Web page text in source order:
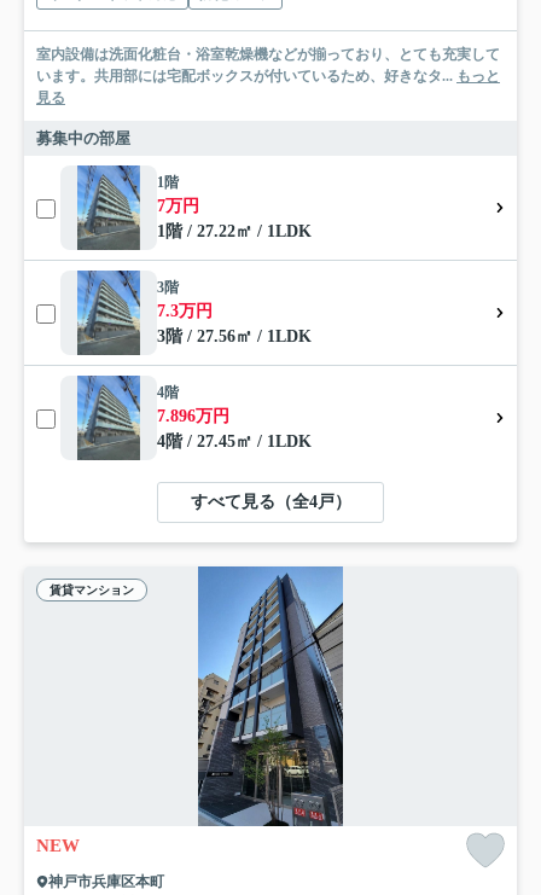
室内設備は洗面化粧台・浴室乾燥機などが揃っており、とても充実して
います。共用部には宅配ボックスが付いているため、好きなタ... もっと
見る
募集中の部屋
1階
7万円
1階 / 27.22㎡ / 1LDK
3階
7.3万円
3階 / 27.56㎡ / 1LDK
4階
7.896万円
4階 / 27.45㎡ / 1LDK
すべて見る（全4戸）
賃貸マンション
NEW
神戸市兵庫区本町